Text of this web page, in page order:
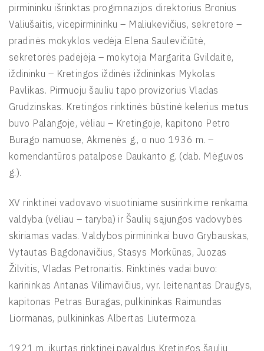
pirmininku išrinktas progimnazijos direktorius Bronius
Valiušaitis, vicepirmininku – Maliukevičius, sekretore –
pradinės mokyklos vedėja Elena Saulevičiūtė,
sekretorės padėjėja – mokytoja Margarita Gvildaitė,
iždininku – Kretingos iždinės iždininkas Mykolas
Pavlikas. Pirmuoju šauliu tapo provizorius Vladas
Grudzinskas. Kretingos rinktinės būstinė kelerius metus
buvo Palangoje, vėliau – Kretingoje, kapitono Petro
Burago namuose, Akmenės g., o nuo 1936 m. –
komendantūros patalpose Daukanto g. (dab. Mėguvos
g.).
XV rinktinei vadovavo visuotiniame susirinkime renkama
valdyba (vėliau – taryba) ir Šaulių sąjungos vadovybės
skiriamas vadas. Valdybos pirmininkai buvo Grybauskas,
Vytautas Bagdonavičius, Stasys Morkūnas, Juozas
Žilvitis, Vladas Petronaitis. Rinktinės vadai buvo:
karininkas Antanas Vilimavičius, vyr. leitenantas Draugys,
kapitonas Petras Buragas, pulkininkas Raimundas
Liormanas, pulkininkas Albertas Liutermoza.
1921 m. įkurtas rinktinei pavaldus Kretingos šaulių